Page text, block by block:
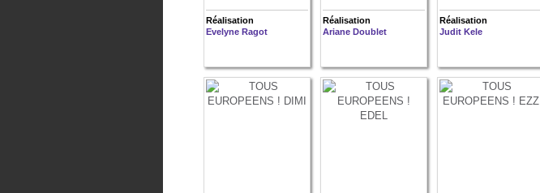
Réalisation
Evelyne Ragot
Réalisation
Ariane Doublet
Réalisation
Judit Kele